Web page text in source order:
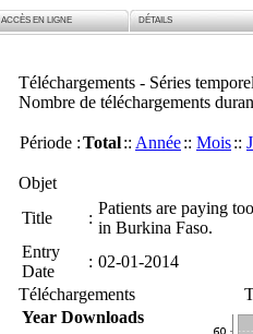
ACCÈS EN LIGNE DÉTAILS